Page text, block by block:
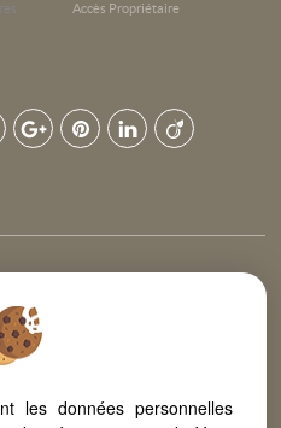
Accès Propriétaire
smartphone, notre site s’adapte
aux différents types d'écrans
les données personnelles